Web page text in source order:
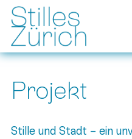
Projekt
Stille und Stadt – ein